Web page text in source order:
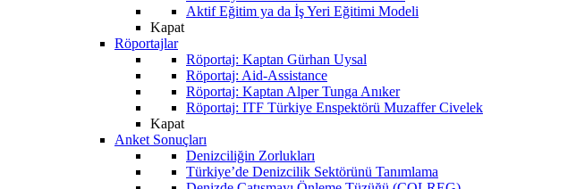
Aktif Eğitim ya da İş Yeri Eğitimi Modeli
Kapat
Röportajlar
Röportaj: Kaptan Gürhan Uysal
Röportaj: Aid-Assistance
Röportaj: Kaptan Alper Tunga Anıker
Röportaj: ITF Türkiye Enspektörü Muzaffer Civelek
Kapat
Anket Sonuçları
Denizciliğin Zorlukları
Türkiye’de Denizcilik Sektörünü Tanımlama